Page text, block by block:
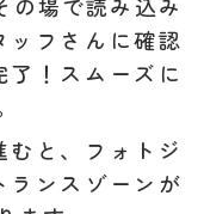
ッフさんに確認
了！スムーズに
と、フォトジ
ランスゾーンが